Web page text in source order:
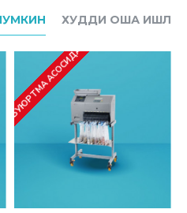
ХУДДИ ОША
БУЮРТМА АСОСИДА